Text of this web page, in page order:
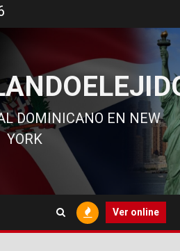
DOMINICANO EN NEW
YORK
Ver online